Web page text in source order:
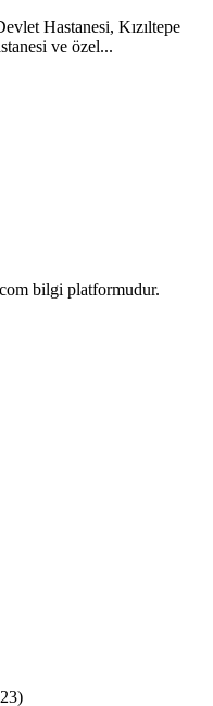
Hastanesi, Kızıltepe
ve özel...
bilgi platformudur.